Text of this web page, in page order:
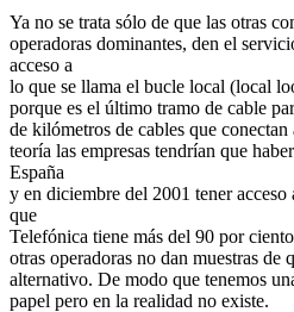
Ya no se trata sólo de que las otras
operadoras dominantes, den el
acceso a
lo que se llama el bucle local (local
porque es el último tramo de cable
de kilómetros de cables que
teoría las empresas tendrían que
España
y en diciembre del 2001 tener
que
Telefónica tiene más del 90 por
otras operadoras no dan muestras de
alternativo. De modo que tenemos
papel pero en la realidad no existe.